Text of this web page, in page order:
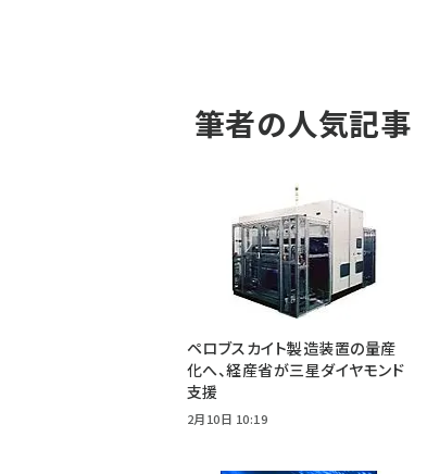
筆者の人気記事
ペロブスカイト製造装置の量産
化へ、経産省が三星ダイヤモンド
支援
2月10日 10:19